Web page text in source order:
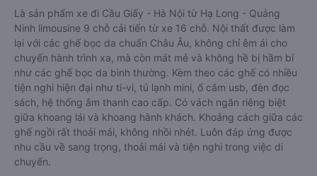
xe đi Cầu Giấy - Hà Nội từ Hạ Long - Quảng Ninh:
Dòng xe đi Cầu Giấy - Hà Nội từ Hạ Long - Quảng Ninh
limousine 9 chỗ vip, chất lượng cao: Tiện lợi, sang trọng
Là sản phẩm xe đi Cầu Giấy - Hà Nội từ Hạ Long - Quảng
Ninh limousine 9 chỗ cải tiến từ xe 16 chỗ. Nội thất được làm
lại với các ghế bọc da chuẩn Châu Âu, không chỉ êm ái cho
chuyến hành trình xa, mà còn mát mẻ và không hề bị hầm bí
như các ghế bọc da bình thường. Kèm theo các ghế có nhiều
tiện nghi hiện đại như ti-vi, tủ lạnh mini, ổ cắm usb, đèn đọc
sách, hệ thống âm thanh cao cấp. Có vách ngăn riêng biệt
giữa khoang lái và khoang hành khách. Khoảng cách giữa các